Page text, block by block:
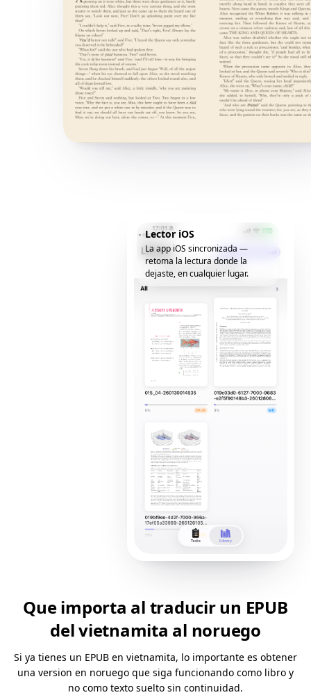
Lector iOS
La app iOS sincronizada —
retoma la lectura donde la
dejaste, en cualquier lugar.
Que importa al traducir un EPUB
del vietnamita al noruego
Si ya tienes un EPUB en vietnamita, lo importante es obtener
una version en noruego que siga funcionando como libro y
no como texto suelto sin continuidad.